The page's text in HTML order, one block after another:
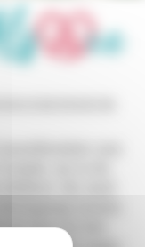
Jura in het